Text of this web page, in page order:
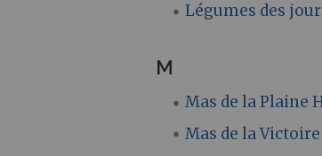
Légumes des
M
Mas de la Plaine
Mas de la Victoire